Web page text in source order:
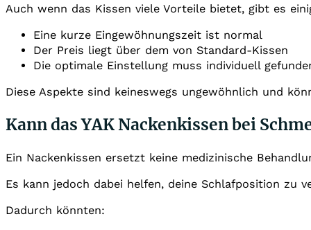
Auch wenn das Kissen viele Vorteile bietet, gibt es
Eine kurze Eingewöhnungszeit ist normal
Der Preis liegt über dem von Standard-Kissen
Die optimale Einstellung muss individuell
Diese Aspekte sind keineswegs ungewöhnlich und
Kann das YAK Nackenkissen bei
Ein Nackenkissen ersetzt keine medizinische
Es kann jedoch dabei helfen, deine Schlafposition zu
Dadurch könnten: